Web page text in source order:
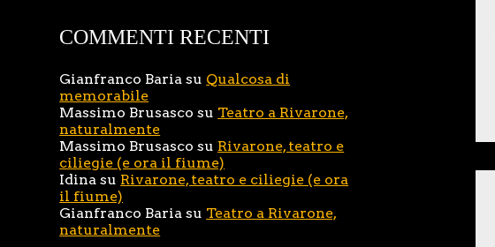
COMMENTI RECENTI
Gianfranco Baria su Qualcosa di
memorabile
Massimo Brusasco su Teatro a Rivarone,
naturalmente
Massimo Brusasco su Rivarone, teatro e
ciliegie (e ora il fiume)
Idina su Rivarone, teatro e ciliegie (e ora
il fiume)
Gianfranco Baria su Teatro a Rivarone,
naturalmente